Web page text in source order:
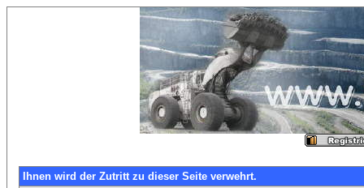
Ihnen wird der Zutritt zu dieser Seite verwehrt.